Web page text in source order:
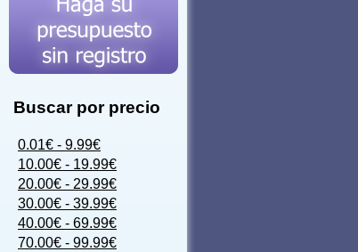
Buscar por precio
0.01€ - 9.99€
10.00€ - 19.99€
20.00€ - 29.99€
30.00€ - 39.99€
40.00€ - 69.99€
70.00€ - 99.99€